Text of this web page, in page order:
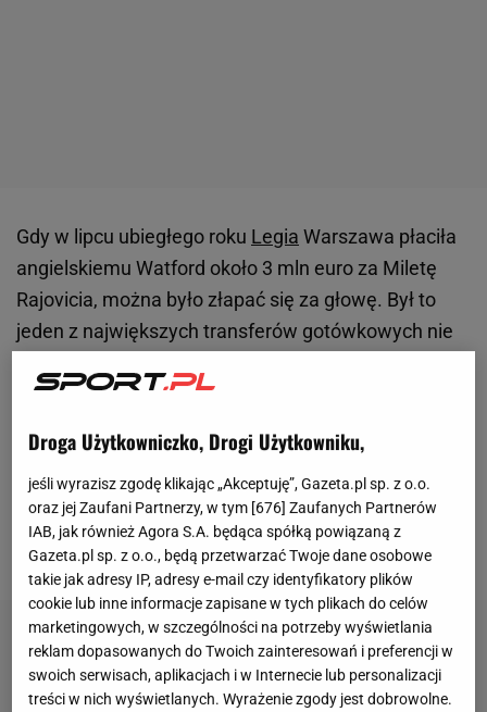
Gdy w lipcu ubiegłego roku Legia Warszawa płaciła
angielskiemu Watford około 3 mln euro za Miletę
Rajovicia, można było złapać się za głowę. Był to
jeden z największych transferów gotówkowych nie
całej Ekstraklasy. A przecież statystyki Duńczyka nie
zaledwie 14 bramek w 48 meczach, a podczas
wypożyczenia do Broendby ośmiokrotnie trafił do
siatki w 28 spotkaniach. Mimo to przy
Łazienkowskiej postanowiono dać mu szansę.
Droga Użytkowniczko, Drogi Użytkowniku,
jeśli wyrazisz zgodę klikając „Akceptuję”, Gazeta.pl sp. z o.o.
oraz jej Zaufani Partnerzy, w tym [676] Zaufanych Partnerów
IAB, jak również Agora S.A. będąca spółką powiązaną z
Gazeta.pl sp. z o.o., będą przetwarzać Twoje dane osobowe
takie jak adresy IP, adresy e-mail czy identyfikatory plików
cookie lub inne informacje zapisane w tych plikach do celów
marketingowych, w szczególności na potrzeby wyświetlania
reklam dopasowanych do Twoich zainteresowań i preferencji w
swoich serwisach, aplikacjach i w Internecie lub personalizacji
treści w nich wyświetlanych. Wyrażenie zgody jest dobrowolne.